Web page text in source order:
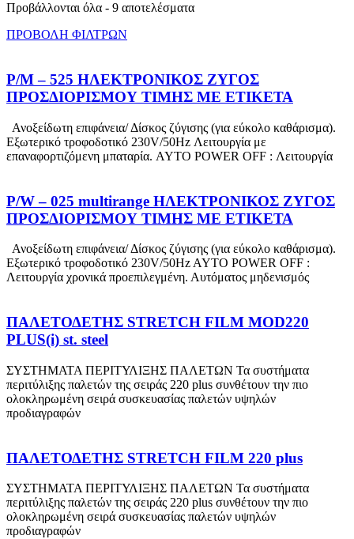
Προβάλλονται όλα - 9 αποτελέσματα
ΠΡΟΒΟΛΗ ΦΙΛΤΡΩΝ
P/M – 525 ΗΛΕΚΤΡΟΝΙΚΟΣ ΖΥΓΟΣ
ΠΡΟΣΔΙΟΡΙΣΜΟΥ ΤΙΜΗΣ ΜΕ ΕΤΙΚΕΤΑ
Ανοξείδωτη επιφάνεια/ Δίσκος ζύγισης (για εύκολο καθάρισμα).
Εξωτερικό τροφοδοτικό 230V/50Hz Λειτουργία με
επαναφορτιζόμενη μπαταρία. AYTO POWER OFF : Λειτουργία
P/W – 025 multirange ΗΛΕΚΤΡΟΝΙΚΟΣ ΖΥΓΟΣ
ΠΡΟΣΔΙΟΡΙΣΜΟΥ ΤΙΜΗΣ ΜΕ ΕΤΙΚΕΤΑ
Ανοξείδωτη επιφάνεια/ Δίσκος ζύγισης (για εύκολο καθάρισμα).
Εξωτερικό τροφοδοτικό 230V/50Hz AYTO POWER OFF :
Λειτουργία χρονικά προεπιλεγμένη. Αυτόματος μηδενισμός
ΠΑΛΕΤΟΔΕΤΗΣ STRETCH FILM MOD220
PLUS(i) st. steel
ΣΥΣΤΗΜΑΤΑ ΠΕΡΙΤΥΛΙΞΗΣ ΠΑΛΕΤΩΝ Τα συστήματα
περιτύλιξης παλετών της σειράς 220 plus συνθέτουν την πιο
ολοκληρωμένη σειρά συσκευασίας παλετών υψηλών
προδιαγραφών
ΠΑΛΕΤΟΔΕΤΗΣ STRETCH FILM 220 plus
ΣΥΣΤΗΜΑΤΑ ΠΕΡΙΤΥΛΙΞΗΣ ΠΑΛΕΤΩΝ Τα συστήματα
περιτύλιξης παλετών της σειράς 220 plus συνθέτουν την πιο
ολοκληρωμένη σειρά συσκευασίας παλετών υψηλών
προδιαγραφών